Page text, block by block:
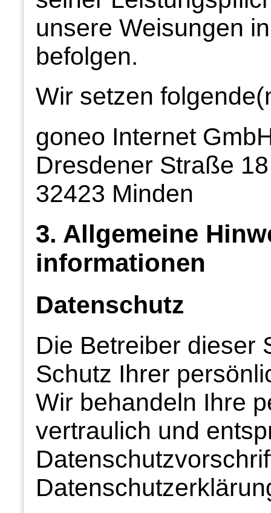
unsere Weisungen
befolgen.
Wir setzen
goneo Internet
Dresdener Straße 18
32423 Minden
3. Allgemeine
informationen
Datenschutz
Die Betreiber dieser
Schutz Ihrer
Wir behandeln Ihre
vertraulich und